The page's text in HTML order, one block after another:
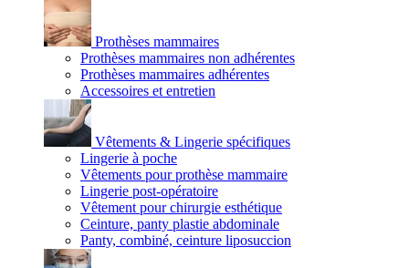
Prothèses mammaires
Prothèses mammaires non adhérentes
Prothèses mammaires adhérentes
Accessoires et entretien
Vêtements & Lingerie spécifiques
Lingerie à poche
Vêtements pour prothèse mammaire
Lingerie post-opératoire
Vêtement pour chirurgie esthétique
Ceinture, panty plastie abdominale
Panty, combiné, ceinture liposuccion